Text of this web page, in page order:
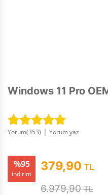
Windows 11 Pro
353
müşteri
dayanarak 5
üzerinden
4.99puan
Yorum(353) | Yorum yaz
%95
indirim
379,90 TL
6.979,90TL